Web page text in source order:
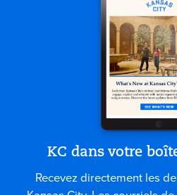
KC dans votre
Recevez directement les